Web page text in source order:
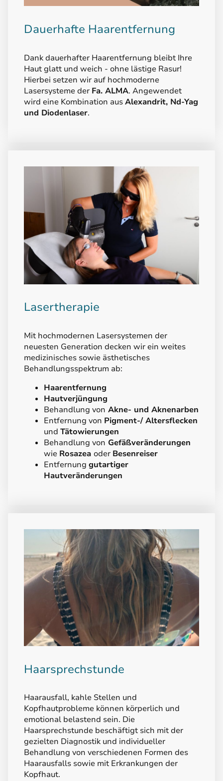
Dauerhafte Haarentfernung
Dank dauerhafter Haarentfernung bleibt Ihre
Haut glatt und weich - ohne lästige Rasur!
Hierbei setzen wir auf hochmoderne
Lasersysteme der Fa. ALMA. Angewendet
wird eine Kombination ausAlexandrit, Nd-Yag
und Diodenlaser.
Lasertherapie
Mit hochmodernen Lasersystemen der
neuesten Generation decken wir ein weites
medizinisches sowie ästhetisches
Behandlungsspektrum ab:
Haarentfernung
Hautverjüngung
Behandlung von Akne- und Aknenarben
Entfernung von Pigment-/ Altersflecken
und Tätowierungen
Behandlung von Gefäßveränderungen
wie Rosazea oder Besenreiser
Entfernung gutartiger
Hautveränderungen
Haarsprechstunde
Haarausfall, kahle Stellen und
Kopfhautprobleme können körperlich und
emotional belastend sein. Die
Haarsprechstunde beschäftigt sich mit der
gezielten Diagnostik und individueller
Behandlung von verschiedenen Formen des
Haarausfalls sowie mit Erkrankungen der
Kopfhaut.